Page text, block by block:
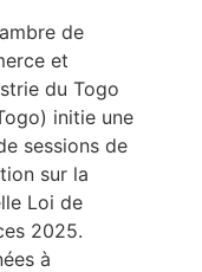
de
et
du Togo
initie une
sessions de
sur la
Loi de
2025.
à